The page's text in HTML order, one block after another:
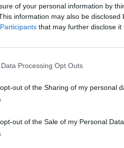
of your personal information by
information may also be
that may further disclose it
Processing Opt Outs
out of the Sharing of my personal
out of the Sale of my Personal Data.